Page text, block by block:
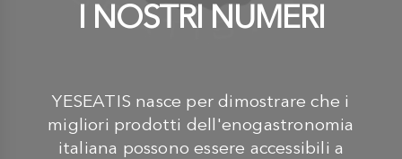
I NOSTRI NUMERI
YESEATIS nasce per dimostrare che i
migliori prodotti dell'enogastronomia
italiana possono essere accessibili a